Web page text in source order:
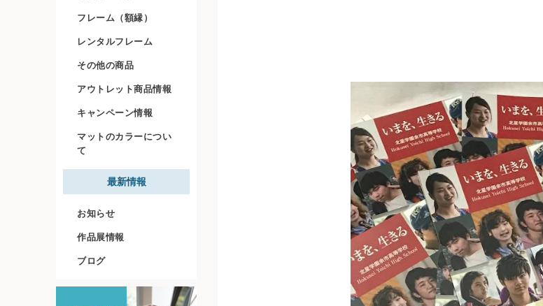
フレーム（額縁）
レンタルフレーム
その他の商品
アウトレット商品情報
キャンペーン情報
マットのカラーについ
て
最新情報
お知らせ
作品展情報
ブログ